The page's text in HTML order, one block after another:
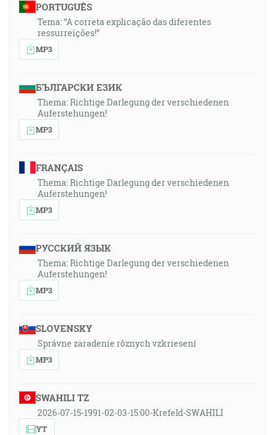
PORTUGUÊS
Tema: “A correta explicação das diferentes
ressurreições!”
MP3
БЪЛГАРСКИ ЕЗИК
Thema: Richtige Darlegung der verschiedenen
Auferstehungen!
MP3
FRANÇAIS
Thema: Richtige Darlegung der verschiedenen
Auferstehungen!
MP3
РУССКИЙ ЯЗЫК
Thema: Richtige Darlegung der verschiedenen
Auferstehungen!
MP3
SLOVENSKY
Správne zaradenie rôznych vzkriesení
MP3
SWAHILI TZ
2026-07-15-1991-02-03-15:00-Krefeld-SWAHILI
YT